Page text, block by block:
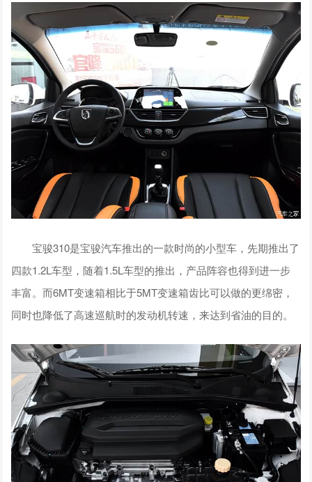
宝骏310是宝骏汽车推出的一款时尚的小型车，先期推出了
四款1.2L车型，随着1.5L车型的推出，产品阵容也得到进一步
丰富。而6MT变速箱相比于5MT变速箱齿比可以做的更绵密，
同时也降低了高速巡航时的发动机转速，来达到省油的目的。